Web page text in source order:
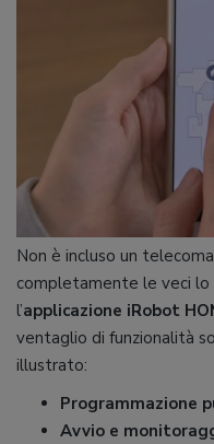
Non è incluso un
completamente le veci
l’applicazione iRobot
ventaglio di funzionalità
illustrato:
Programmazione
Avvio e